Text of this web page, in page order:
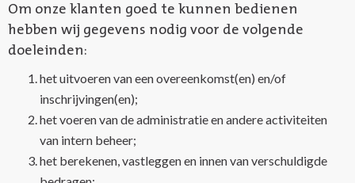
Om onze klanten goed te kunnen bedienen
hebben wij gegevens nodig voor de volgende
doeleinden:
het uitvoeren van een overeenkomst(en) en/of
inschrijvingen(en);
het voeren van de administratie en andere activiteiten
van intern beheer;
het berekenen, vastleggen en innen van verschuldigde